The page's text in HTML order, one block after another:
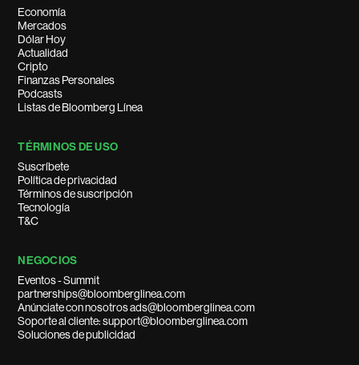
Economía
Mercados
Dólar Hoy
Actualidad
Cripto
Finanzas Personales
Podcasts
Listas de Bloomberg Línea
TÉRMINOS DE USO
Suscríbete
Política de privacidad
Términos de suscripción
Tecnología
T&C
NEGOCIOS
Eventos - Summit
partnerships@bloomberglinea.com
Anúnciate con nosotros ads@bloomberglinea.com
Soporte al cliente: support@bloomberglinea.com
Soluciones de publicidad